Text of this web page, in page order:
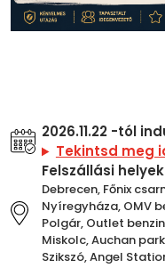
2026.11.22 -tól
Tekintsd meg
Felszállási
Debrecen, Főnix
Nyíregyháza, OMV
Polgár, Outlet
Miskolc, Auchan
Szikszó, Angel